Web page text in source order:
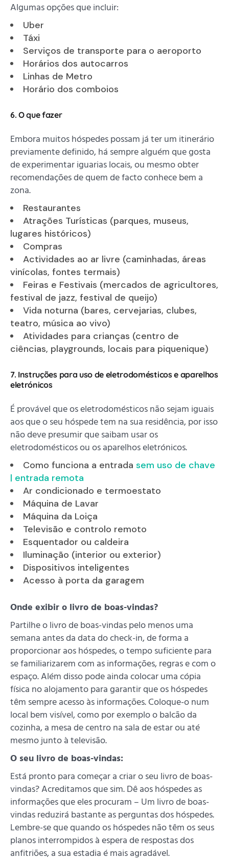
Algumas opções que incluir:
Uber
Táxi
Serviços de transporte para o aeroporto
Horários dos autocarros
Linhas de Metro
Horário dos comboios
6. O que fazer
Embora muitos hóspedes possam já ter um itinerário
previamente definido, há sempre alguém que gosta
de experimentar iguarias locais, ou mesmo obter
recomendações de quem de facto conhece bem a
zona.
Restaurantes
Atrações Turísticas (parques, museus,
lugares históricos)
Compras
Actividades ao ar livre (caminhadas, áreas
vinícolas, fontes termais)
Feiras e Festivais (mercados de agricultores,
festival de jazz, festival de queijo)
Vida noturna (bares, cervejarias, clubes,
teatro, música ao vivo)
Atividades para crianças (centro de
ciências, playgrounds, locais para piquenique)
7. Instruções para uso de eletrodomésticos e aparelhos
eletrónicos
É provável que os eletrodomésticos não sejam iguais
aos que o seu hóspede tem na sua residência, por isso
não deve presumir que saibam usar os
eletrodomésticos ou os aparelhos eletrónicos.
Como funciona a entrada sem uso de chave
| entrada remota
Ar condicionado e termoestato
Máquina de Lavar
Máquina da Loiça
Televisão e controlo remoto
Esquentador ou caldeira
Iluminação (interior ou exterior)
Dispositivos inteligentes
Acesso à porta da garagem
Onde exibir o livro de boas-vindas?
Partilhe o livro de boas-vindas pelo menos uma
semana antes da data do check-in, de forma a
proporcionar aos hóspedes, o tempo suficiente para
se familiarizarem com as informações, regras e com o
espaço. Além disso pode ainda colocar uma cópia
física no alojamento para garantir que os hóspedes
têm sempre acesso às informações. Coloque-o num
local bem visível, como por exemplo o balcão da
cozinha, a mesa de centro na sala de estar ou até
mesmo junto à televisão.
O seu livro de boas-vindas:
Está pronto para começar a criar o seu livro de boas-
vindas? Acreditamos que sim. Dê aos hóspedes as
informações que eles procuram – Um livro de boas-
vindas reduzirá bastante as perguntas dos hóspedes.
Lembre-se que quando os hóspedes não têm os seus
planos interrompidos à espera de respostas dos
anfitriões, a sua estadia é mais agradável.